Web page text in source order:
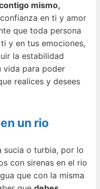
mismo,
en ti y amor
que toda persona
y en tus emociones,
la estabilidad
vida para poder
realices y desees
un rio
sucia o turbia, por lo
con sirenas en el rio
que con la misma